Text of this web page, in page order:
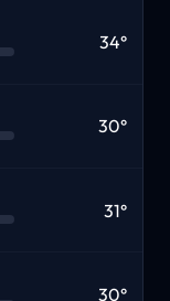
34°
30°
31°
30°